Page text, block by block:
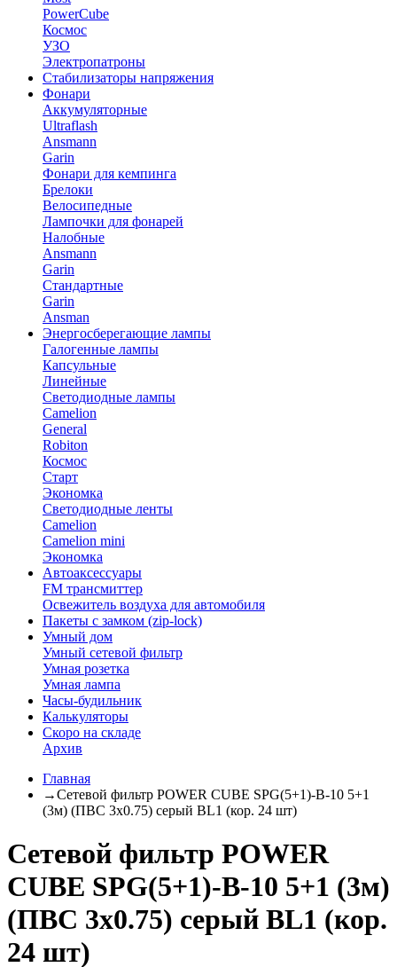
PowerCube
Космос
УЗО
Электропатроны
Стабилизаторы напряжения
Фонари
Аккумуляторные
Ultraflash
Ansmann
Garin
Фонари для кемпинга
Брелоки
Велосипедные
Лампочки для фонарей
Налобные
Ansmann
Garin
Стандартные
Garin
Ansman
Энергосберегающие лампы
Галогенные лампы
Капсульные
Линейные
Светодиодные лампы
Camelion
General
Robiton
Космос
Старт
Экономка
Светодиодные ленты
Camelion
Camelion mini
Экономка
Автоаксессуары
FM трансмиттер
Освежитель воздуха для автомобиля
Пакеты с замком (zip-lock)
Умный дом
Умный сетевой фильтр
Умная розетка
Умная лампа
Часы-будильник
Калькуляторы
Скоро на складе
Архив
Главная
→Сетевой фильтр POWER CUBE SPG(5+1)-B-10 5+1
(3м) (ПВС 3х0.75) серый BL1 (кор. 24 шт)
Сетевой фильтр POWER
CUBE SPG(5+1)-B-10 5+1 (3м)
(ПВС 3х0.75) серый BL1 (кор.
24 шт)